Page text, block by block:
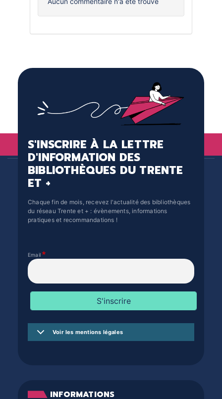
S'INSCRIRE À LA LETTRE
D'INFORMATION DES
BIBLIOTHÈQUES DU TRENTE
ET +
Chaque fin de mois, recevez l'actualité des bibliothèques
du réseau Trente et + : évènements, informations
pratiques et recommandations !
Email
Voir les mentions légales
INFORMATIONS